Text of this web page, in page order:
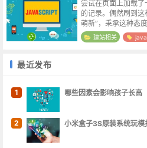
尝试在页面上加载
的记录。偶然刷到
萌新”，秉承这种态
一方面，技术迭代日
面保持拔尖的人，确
建站相关
最近发布
1
哪些因素会影响孩子长高
2
小米盒子3S原装系统玩模